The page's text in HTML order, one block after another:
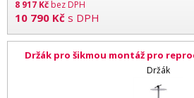
8 917 Kč bez DPH
10 790 Kč s DPH
Držák pro šikmou montáž pro
Držák